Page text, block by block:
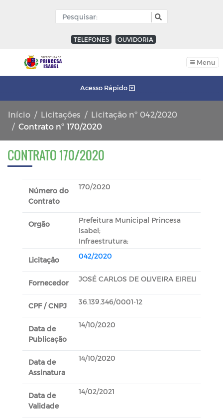
TELEFONES OUVIDORIA
Menu
Acesso Rápido
Início Licitações
Licitação nº 042/2020
Contrato nº 170/2020
CONTRATO 170/2020
Número do
Contrato
170/2020
Orgão
Prefeitura Municipal Princesa
Isabel;
Infraestrutura;
Licitação 042/2020
Fornecedor JOSÉ CARLOS DE OLIVEIRA EIRELI
CPF / CNPJ 36.139.346/0001-12
Data de
Publicação
14/10/2020
Data de
Assinatura
14/10/2020
Data de
Validade
14/02/2021